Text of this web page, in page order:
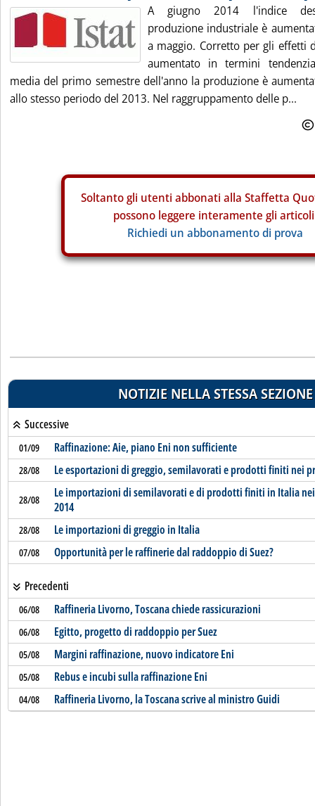
A giugno 2014 l'indice
produzione industriale è
a maggio. Corretto per gli effetti
aumentato in termini
media del primo semestre dell'anno la produzione è
allo stesso periodo del 2013. Nel raggruppamento delle p...
Soltanto gli utenti abbonati alla Staffetta
possono leggere interamente gli
Richiedi un abbonamento di prova
NOTIZIE NELLA STESSA SEZIONE
Successive
01/09 Raffinazione: Aie, piano Eni non sufficiente
28/08 Le esportazioni di greggio, semilavorati e prodotti finiti nei
28/08
Le importazioni di semilavorati e di prodotti finiti in Italia
2014
28/08 Le importazioni di greggio in Italia
07/08 Opportunità per le raffinerie dal raddoppio di Suez?
Precedenti
06/08 Raffineria Livorno, Toscana chiede rassicurazioni
06/08 Egitto, progetto di raddoppio per Suez
05/08 Margini raffinazione, nuovo indicatore Eni
05/08 Rebus e incubi sulla raffinazione Eni
04/08 Raffineria Livorno, la Toscana scrive al ministro Guidi